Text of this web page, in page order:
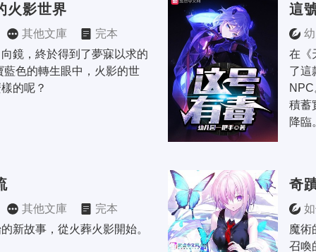
火影世界
其他文庫
完本
鏡，終於得到了夢寐以求的
色的轉生眼中，火影的世
的呢？
這
在《
了這
積蓄
降臨
其他文庫
完本
新故事，從火葬火影開始。
奇
魔術
召喚